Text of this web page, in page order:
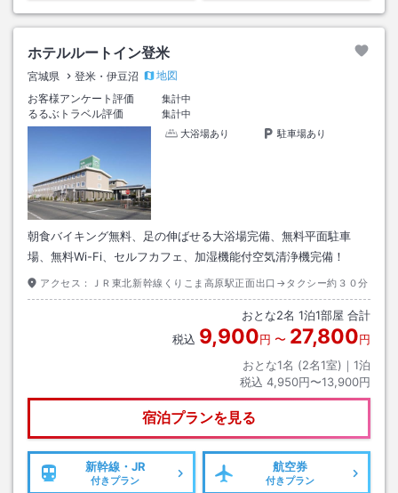
ホテルルートイン登米
宮城県 登米・伊豆沼
地図
お客様アンケート評価
集計中
るるぶトラベル評価
集計中
大浴場あり
駐車場あり
朝食バイキング無料、足の伸ばせる大浴場完備、無料平面駐車
場、無料Wi-Fi、セルフカフェ、加湿機能付空気清浄機完備！
アクセス： ＪＲ東北新幹線くりこま高原駅正面出口→タクシー約３０分
おとな2名 1泊1部屋 合計
税込 9,900円 〜 27,800円
おとな1名 (2名1室)｜ 1泊
税込 4,950円〜13,900円
宿泊プランを見る
新幹線・JR
付きプラン
航空券
付きプラン